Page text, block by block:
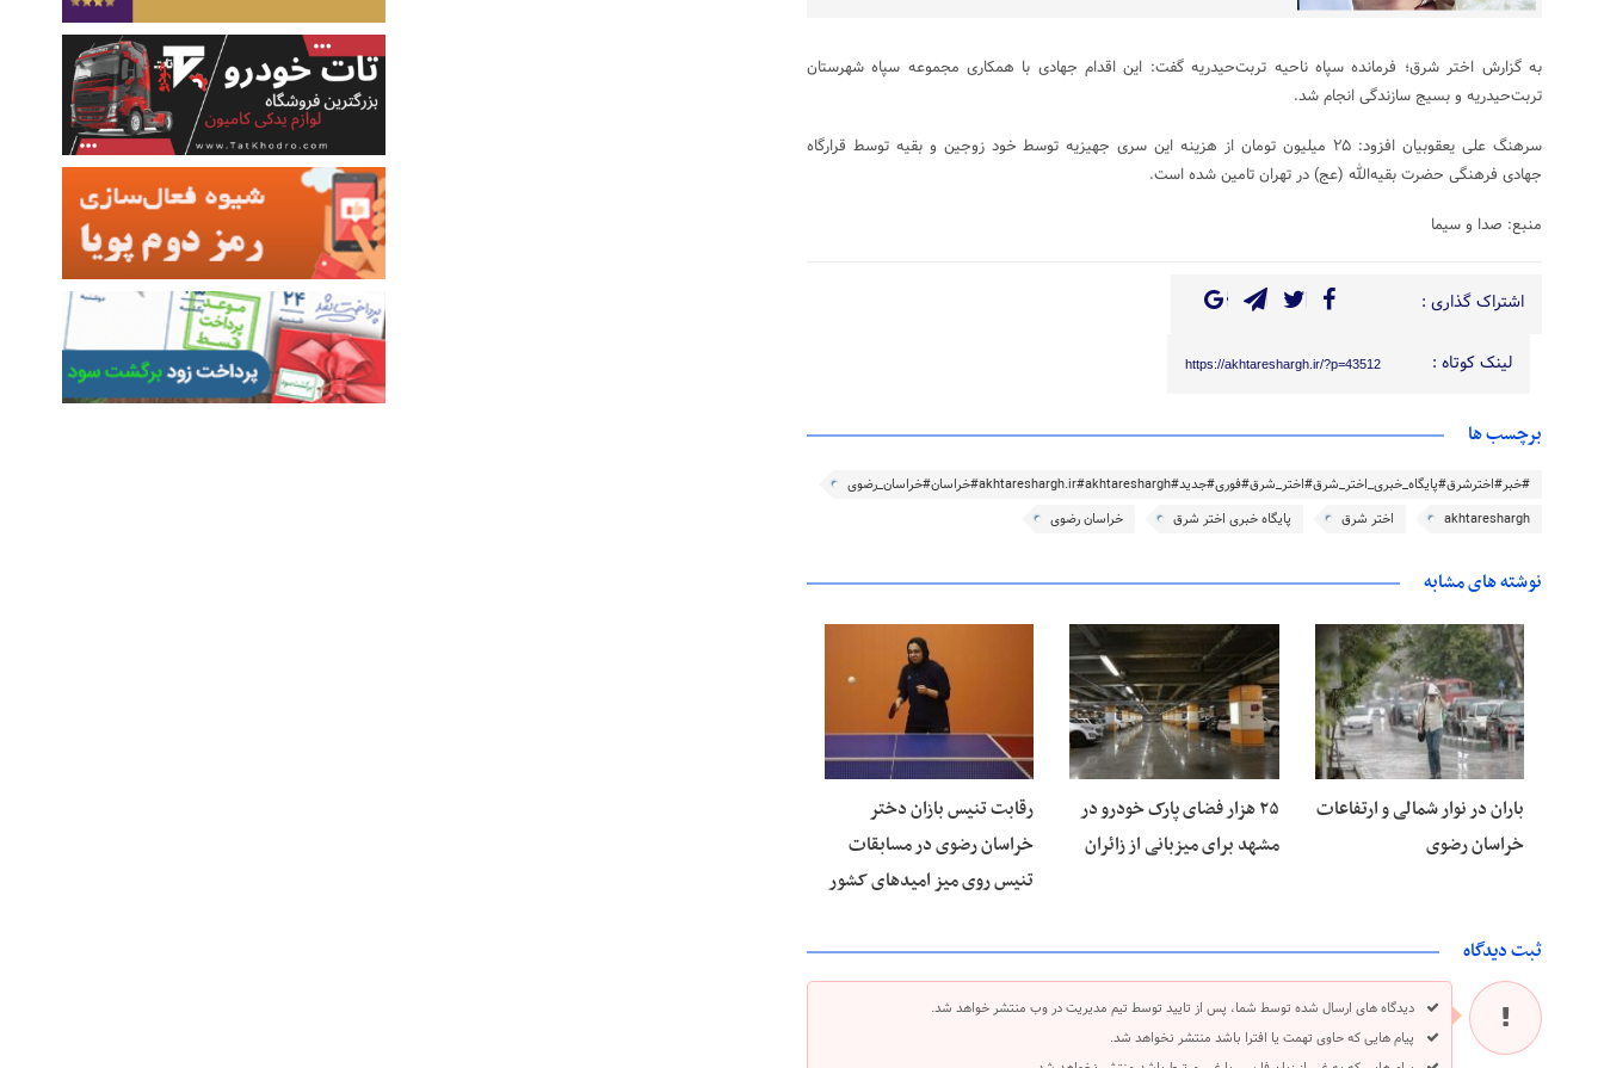
به گزارش اختر شرق؛ فرمانده سپاه ناحیه تربت‌حیدریه گفت: این اقدام جهادی با همکاری مجموعه سپاه شهرستان
تربت‌حیدریه و بسیج سازندگی انجام شد.
سرهنگ علی یعقوبیان افزود: ۲۵ میلیون تومان از هزینه این سری جهیزیه توسط خود زوجین و بقیه توسط قرارگاه
جهادی فرهنگی حضرت بقیه‌الله (عج) در تهران تامین شده است.
منبع: صدا و سیما
اشتراک گذاری :
لینک کوتاه : https://akhtareshargh.ir/?p=43512
برچسب ها
#خبر#اخترشرق#پایگاه_خبری_اختر_شرق#اختر_شرق#فوری#جدید#akhtareshargh.ir#akhtareshargh#خراسان#خراسان_رضوی
akhtareshargh
اختر شرق پایگاه خبری اختر شرق خراسان رضوی
نوشته های مشابه
۱۵ مرداد ۱۴۰۵
باران در نوار شمالی و ارتفاعات
خراسان رضوی
۱۵ مرداد ۱۴۰۵
۲۵ هزار فضای پارک خودرو در
مشهد برای میزبانی از زائران
رقابت تنیس بازان دختر
خراسان رضوی در مسابقات
تنیس روی میز امیدهای کشور
ثبت دیدگاه
دیدگاه های ارسال شده توسط شما، پس از تایید توسط تیم مدیریت در وب منتشر خواهد شد.
پیام هایی که حاوی تهمت یا افترا باشد منتشر نخواهد شد.